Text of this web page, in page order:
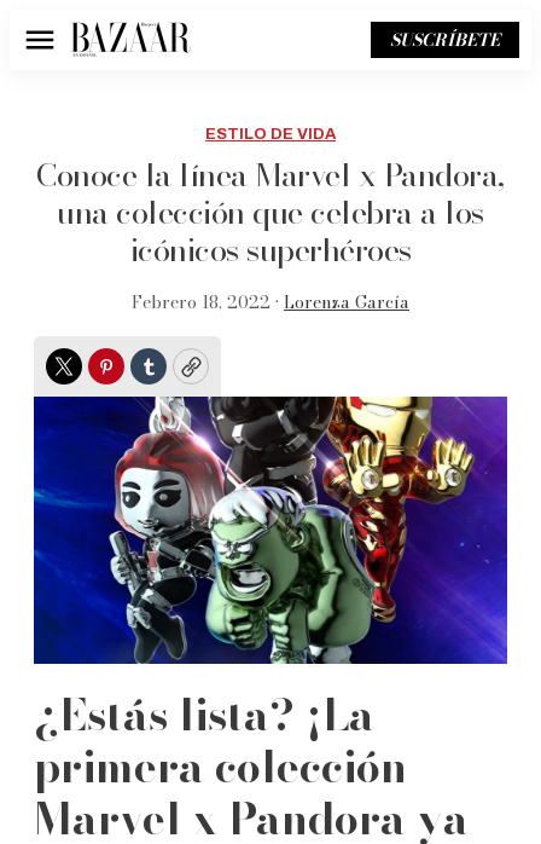
Menú SUSCRÍBETE
ESTILO DE VIDA
Conoce la línea Marvel x Pandora,
una colección que celebra a los
icónicos superhéroes
Febrero 18, 2022 • Lorenza García
TwitterPinterest
TumblrCopy
¿Estás lista? ¡La
primera colección
Marvel x Pandora ya